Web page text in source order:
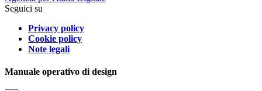
Seguici su
Privacy policy
Cookie policy
Note legali
Manuale operativo di design